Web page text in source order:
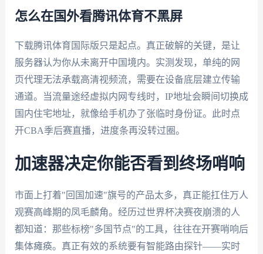
怎么在国外看腾讯体育不黑屏
下载腾讯体育国际版只是起点。真正破解的关键，是让
服务器认为你从未离开中国境内。实测发现，单纯的网
页代理无法承载高清视频流，需要在设备底层建立传输
通道。当流量途经虚拟内网专线时，IP地址会瞬间切换成
国内住宅地址，就像给手机办了张临时身份证。此时点
开CBA季后赛直播，进度条再没转过圈。
加速器决定你能否看到终场哨响
市面上打着"回国加速"旗号的产品太多，真正能扛住万人
观赛高峰期的凤毛麟角。经历过世界杯决赛夜崩溃的人
都知道：那些标榜"多国节点"的工具，往往在开赛哨响后
集体瘫痪。真正有效的系统要有智能路由探针——实时